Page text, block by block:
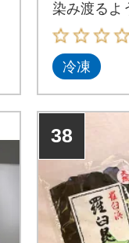
染み渡るよ
りもグッド!
冷凍
38